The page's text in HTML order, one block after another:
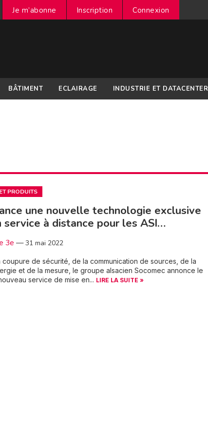
Je m’abonne Inscription Connexion
BÂTIMENT ECLAIRAGE INDUSTRIE ET DATACENTER
PRODUITS
une nouvelle technologie exclusive
service à distance pour les ASI…
3e —31 mai 2022
coupure de sécurité, de la communication de sources, de la
et de la mesure, le groupe alsacien Socomec annonce le
service de mise en... LIRE LA SUITE »